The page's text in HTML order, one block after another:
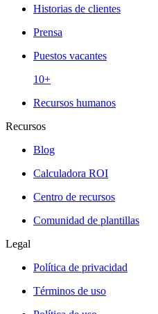
Historias de clientes
Prensa
Puestos vacantes
10+
Recursos humanos
Recursos
Blog
Calculadora ROI
Centro de recursos
Comunidad de plantillas
Legal
Política de privacidad
Términos de uso